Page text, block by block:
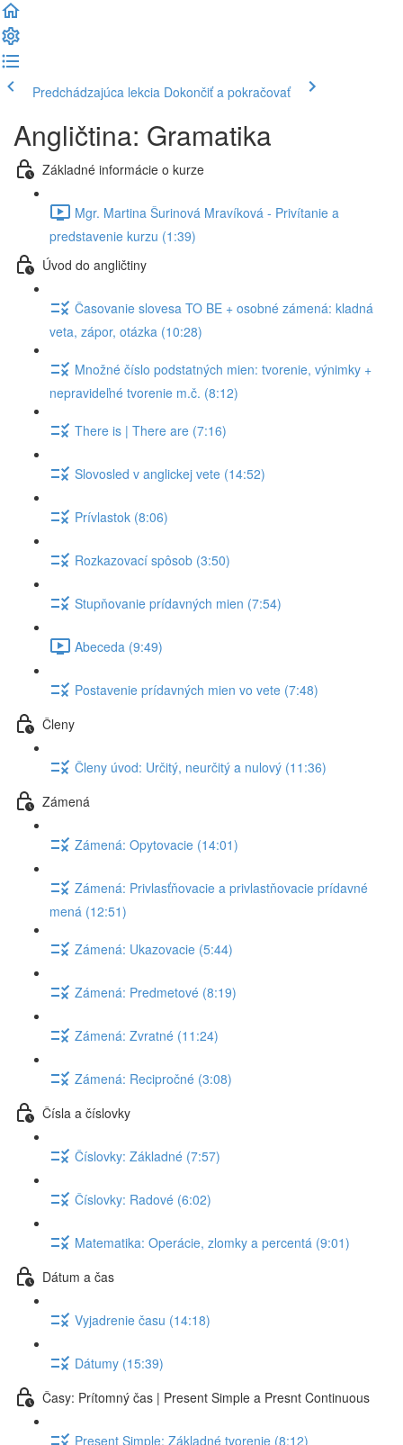
Predchádzajúca lekcia Dokončiť a pokračovať
Angličtina: Gramatika
Základné informácie o kurze
Mgr. Martina Šurinová Mravíková - Privítanie a
predstavenie kurzu (1:39)
Úvod do angličtiny
Časovanie slovesa TO BE + osobné zámená: kladná
veta, zápor, otázka (10:28)
Množné číslo podstatných mien: tvorenie, výnimky +
nepravideľné tvorenie m.č. (8:12)
There is | There are (7:16)
Slovosled v anglickej vete (14:52)
Prívlastok (8:06)
Rozkazovací spôsob (3:50)
Stupňovanie prídavných mien (7:54)
Abeceda (9:49)
Postavenie prídavných mien vo vete (7:48)
Členy
Členy úvod: Určitý, neurčitý a nulový (11:36)
Zámená
Zámená: Opytovacie (14:01)
Zámená: Privlasťňovacie a privlastňovacie prídavné
mená (12:51)
Zámená: Ukazovacie (5:44)
Zámená: Predmetové (8:19)
Zámená: Zvratné (11:24)
Zámená: Recipročné (3:08)
Čísla a číslovky
Číslovky: Základné (7:57)
Číslovky: Radové (6:02)
Matematika: Operácie, zlomky a percentá (9:01)
Dátum a čas
Vyjadrenie času (14:18)
Dátumy (15:39)
Časy: Prítomný čas | Present Simple a Presnt Continuous
Present Simple: Základné tvorenie (8:12)